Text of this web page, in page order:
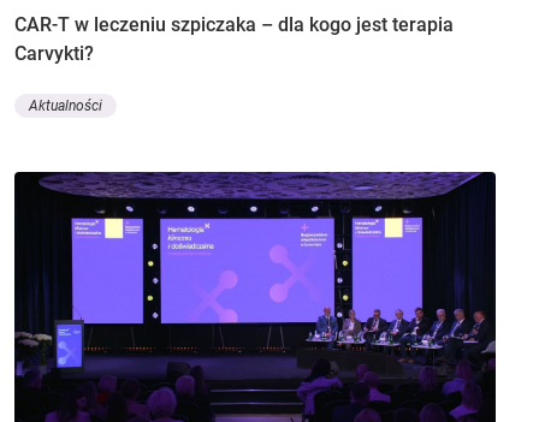
CAR-T w leczeniu szpiczaka – dla kogo jest terapia
Carvykti?
Aktualności